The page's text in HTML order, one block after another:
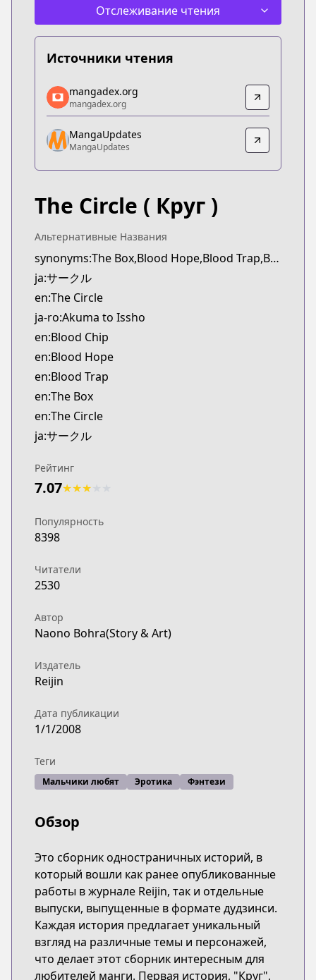
Отслеживание чтения
Источники чтения
mangadex.org
mangadex.org
https://mangadex.org/title/7838ec0f-6dee-4316-
MangaUpdates
MangaUpdates
https://www.mangaupdates.com/
mangadex.org
mangadex.org
MangaUpdates
MangaUpdates
The Circle ( Круг )
Альтернативные Названия
synonyms:The Box,Blood Hope,Blood Trap,Blood Chip,Akuma to Issho
ja:サークル
en:The Circle
ja-ro:Akuma to Issho
en:Blood Chip
en:Blood Hope
en:Blood Trap
en:The Box
en:The Circle
ja:サークル
Рейтинг
7.07★★★
Популярность
8398
Читатели
2530
Автор
Naono Bohra(Story & Art)
Издатель
Reijin
Дата публикации
1/1/2008
Теги
Мальчики любят Эротика Фэнтези
Обзор
Это сборник одностраничных историй, в
который вошли как ранее опубликованные
работы в журнале Reijin, так и отдельные
выпуски, выпущенные в формате дудзинси.
Каждая история предлагает уникальный
взгляд на различные темы и персонажей,
что делает этот сборник интересным для
любителей манги. Первая история, "Круг",